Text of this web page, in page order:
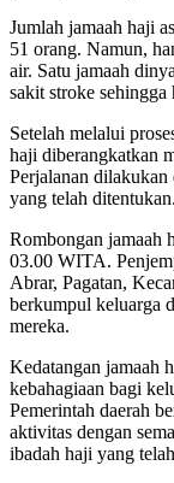
Jumlah jamaah haji
51 orang. Namun,
air. Satu jamaah
sakit stroke
Setelah melalui
haji diberangkatkan
Perjalanan
yang telah ditentukan.
Rombongan jamaah
03.00 WITA.
Abrar, Pagatan,
berkumpul keluarga
mereka.
Kedatangan jamaah
kebahagiaan bagi
Pemerintah daerah
aktivitas dengan
ibadah haji yang